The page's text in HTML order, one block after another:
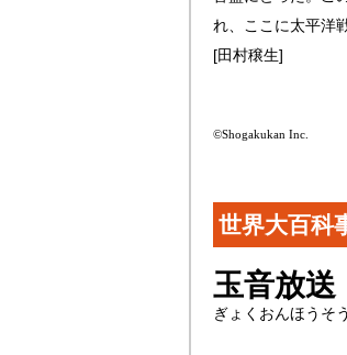
れ、ここに太平洋
[田村穣生]
©Shogakukan Inc.
世界大百科
玉音放送
ぎょくおんほうそう